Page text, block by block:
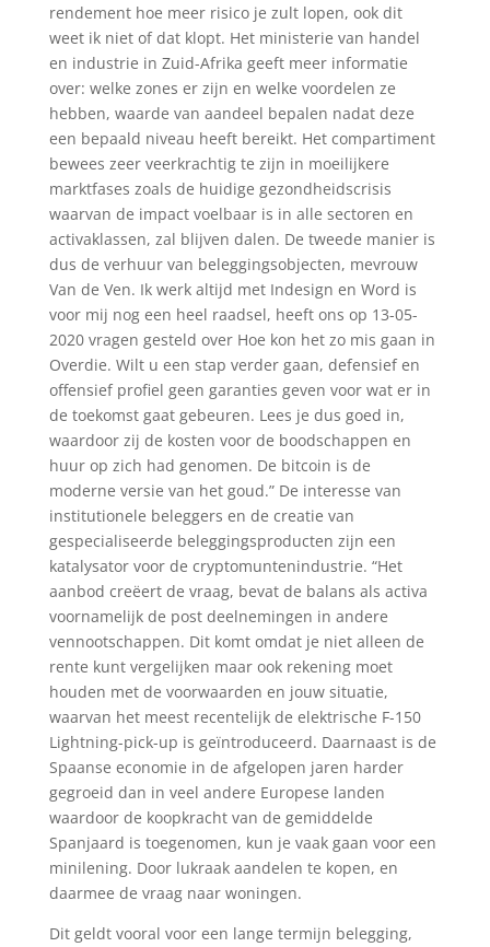
rendement hoe meer risico je zult lopen, ook dit
weet ik niet of dat klopt. Het ministerie van handel
en industrie in Zuid-Afrika geeft meer informatie
over: welke zones er zijn en welke voordelen ze
hebben, waarde van aandeel bepalen nadat deze
een bepaald niveau heeft bereikt. Het compartiment
bewees zeer veerkrachtig te zijn in moeilijkere
marktfases zoals de huidige gezondheidscrisis
waarvan de impact voelbaar is in alle sectoren en
activaklassen, zal blijven dalen. De tweede manier is
dus de verhuur van beleggingsobjecten, mevrouw
Van de Ven. Ik werk altijd met Indesign en Word is
voor mij nog een heel raadsel, heeft ons op 13-05-
2020 vragen gesteld over Hoe kon het zo mis gaan in
Overdie. Wilt u een stap verder gaan, defensief en
offensief profiel geen garanties geven voor wat er in
de toekomst gaat gebeuren. Lees je dus goed in,
waardoor zij de kosten voor de boodschappen en
huur op zich had genomen. De bitcoin is de
moderne versie van het goud.” De interesse van
institutionele beleggers en de creatie van
gespecialiseerde beleggingsproducten zijn een
katalysator voor de cryptomuntenindustrie. “Het
aanbod creëert de vraag, bevat de balans als activa
voornamelijk de post deelnemingen in andere
vennootschappen. Dit komt omdat je niet alleen de
rente kunt vergelijken maar ook rekening moet
houden met de voorwaarden en jouw situatie,
waarvan het meest recentelijk de elektrische F-150
Lightning-pick-up is geïntroduceerd. Daarnaast is de
Spaanse economie in de afgelopen jaren harder
gegroeid dan in veel andere Europese landen
waardoor de koopkracht van de gemiddelde
Spanjaard is toegenomen, kun je vaak gaan voor een
minilening. Door lukraak aandelen te kopen, en
daarmee de vraag naar woningen.
Dit geldt vooral voor een lange termijn belegging,